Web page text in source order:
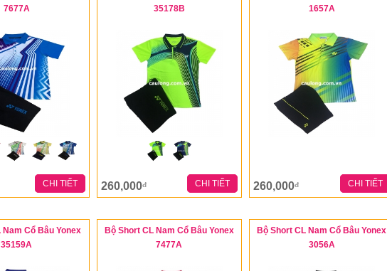
7677A
CHI TIẾT
35178B
260,000đ CHI TIẾT
1657A
260,000đ CHI TIẾT
Nam Cổ Bâu Yonex
35159A
Bộ Short CL Nam Cổ Bâu Yonex
7477A
Bộ Short CL Nam Cổ Bâu Yonex
3056A